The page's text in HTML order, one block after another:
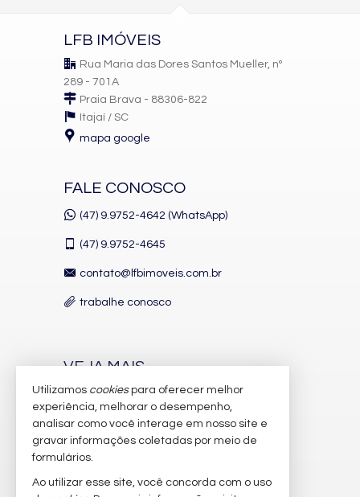
LFB IMÓVEIS
Rua Maria das Dores Santos Mueller, nº
289 - 701A
Praia Brava - 88306-822
Itajaí / SC
mapa google
FALE CONOSCO
(47) 9.9752-4642 (WhatsApp)
(47) 9.9752-4645
contato@lfbimoveis.com.br
trabalhe conosco
VEJA MAIS
receba nosso newsletter
indicadores financeiros
imóveis favoritos
Utilizamos cookiespara oferecer melhor
experiência, melhorar o desempenho,
analisar como você interage em nosso site e
gravar informações coletadas por meio de
formulários.
Ao utilizar esse site, você concorda com o uso